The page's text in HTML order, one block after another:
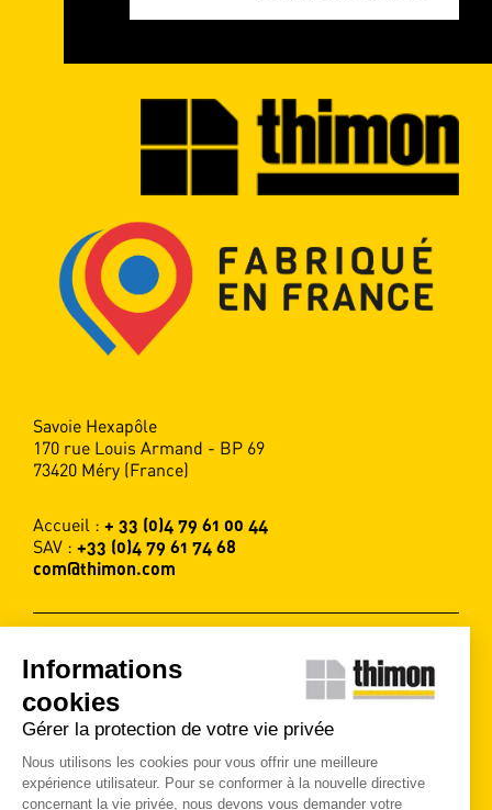
Savoie Hexapôle
170 rue Louis Armand - BP 69
73420 Méry (France)
Accueil : + 33 (0)4 79 61 00 44
SAV : +33 (0)4 79 61 74 68
com@thimon.com
SUIVEZ-NOUS !
Contactez-nous
Informations
cookies
Gérer la protection de votre vie privée
Nous utilisons les cookies pour vous offrir une meilleure
expérience utilisateur. Pour se conformer à la nouvelle directive
concernant la vie privée, nous devons vous demander votre